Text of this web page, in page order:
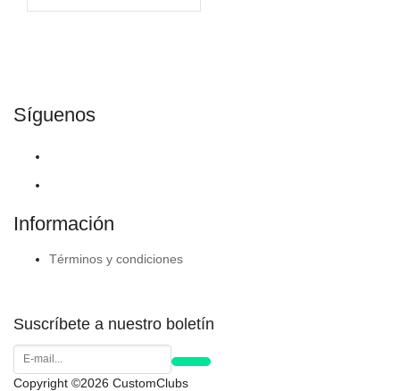
Síguenos
Información
Términos y condiciones
Suscríbete a nuestro boletín
Copyright ©2026 CustomClubs